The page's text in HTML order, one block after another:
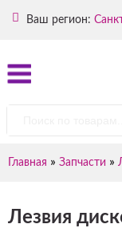
Ваш регион:
Главная » Запчасти »
Лезвия